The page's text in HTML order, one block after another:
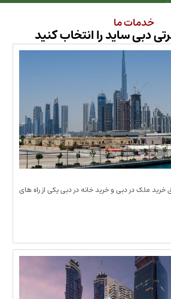
را انتخاب کنید
خرید خانه در دبی یکی از راه های